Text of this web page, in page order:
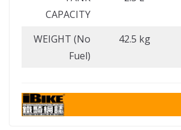
CAPACITY
WEIGHT (No
Fuel)
42.5 kg